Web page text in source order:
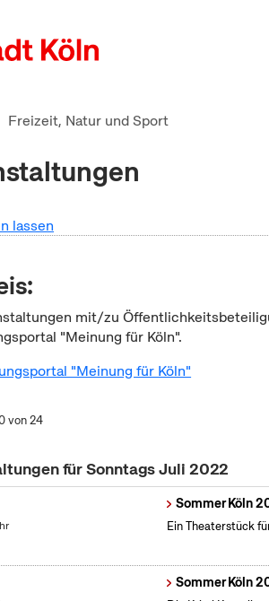
Freizeit, Natur und Sport
lassen
mit/zu
"Meinung für Köln".
"Meinung für Köln"
von 24
für Sonntags Juli 2022
Sommer Köln
Ein Theaterstück
Sommer Köln